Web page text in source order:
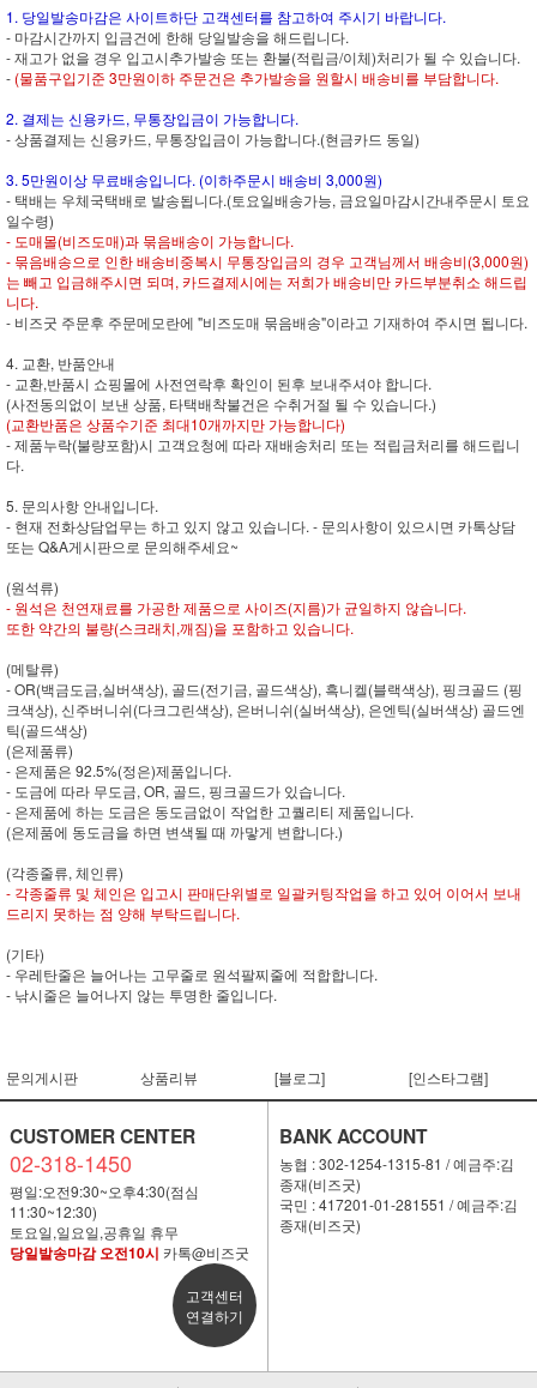
1. 당일발송마감은 사이트하단 고객센터를 참고하여 주시기 바랍니다.
- 마감시간까지 입금건에 한해 당일발송을 해드립니다.
- 재고가 없을 경우 입고시추가발송 또는 환불(적립금/이체)처리가 될 수 있습니다.
- (물품구입기준 3만원이하 주문건은 추가발송을 원할시 배송비를 부담합니다.
2. 결제는 신용카드, 무통장입금이 가능합니다.
- 상품결제는 신용카드, 무통장입금이 가능합니다.(현금카드 동일)
3. 5만원이상 무료배송입니다. (이하주문시 배송비 3,000원)
- 택배는 우체국택배로 발송됩니다.(토요일배송가능, 금요일마감시간내주문시 토요
일수령)
- 도매몰(비즈도매)과 묶음배송이 가능합니다.
- 묶음배송으로 인한 배송비중복시 무통장입금의 경우 고객님께서 배송비(3,000원)
는 빼고 입금해주시면 되며, 카드결제시에는 저희가 배송비만 카드부분취소 해드립
니다.
- 비즈굿 주문후 주문메모란에 "비즈도매 묶음배송"이라고 기재하여 주시면 됩니다.
4. 교환, 반품안내
- 교환,반품시 쇼핑몰에 사전연락후 확인이 된후 보내주셔야 합니다.
(사전동의없이 보낸 상품, 타택배착불건은 수취거절 될 수 있습니다.)
(교환반품은 상품수기준 최대10개까지만 가능합니다)
- 제품누락(불량포함)시 고객요청에 따라 재배송처리 또는 적립금처리를 해드립니
다.
5. 문의사항 안내입니다.
- 현재 전화상담업무는 하고 있지 않고 있습니다. - 문의사항이 있으시면 카톡상담
또는 Q&A게시판으로 문의해주세요~
(원석류)
- 원석은 천연재료를 가공한 제품으로 사이즈(지름)가 균일하지 않습니다.
또한 약간의 불량(스크래치,깨짐)을 포함하고 있습니다.
(메탈류)
- OR(백금도금,실버색상), 골드(전기금, 골드색상), 흑니켈(블랙색상), 핑크골드 (핑
크색상), 신주버니쉬(다크그린색상), 은버니쉬(실버색상), 은엔틱(실버색상) 골드엔
틱(골드색상)
(은제품류)
- 은제품은 92.5%(정은)제품입니다.
- 도금에 따라 무도금, OR, 골드, 핑크골드가 있습니다.
- 은제품에 하는 도금은 동도금없이 작업한 고퀄리티 제품입니다.
(은제품에 동도금을 하면 변색될 때 까맣게 변합니다.)
(각종줄류, 체인류)
- 각종줄류 및 체인은 입고시 판매단위별로 일괄커팅작업을 하고 있어 이어서 보내
드리지 못하는 점 양해 부탁드립니다.
(기타)
- 우레탄줄은 늘어나는 고무줄로 원석팔찌줄에 적합합니다.
- 낚시줄은 늘어나지 않는 투명한 줄입니다.
문의게시판 상품리뷰 [블로그] [인스타그램]
CUSTOMER CENTER
02-318-1450
평일:오전9:30~오후4:30(점심
11:30~12:30)
토요일,일요일,공휴일 휴무
당일발송마감 오전10시 카톡@비즈굿
고객센터
연결하기
BANK ACCOUNT
농협 : 302-1254-1315-81 / 예금주:김
종재(비즈굿)
국민 : 417201-01-281551 / 예금주:김
종재(비즈굿)